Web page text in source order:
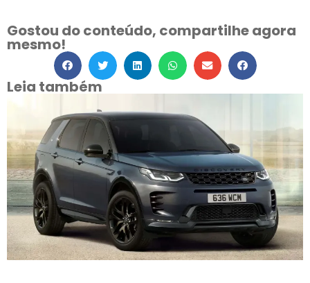
Gostou do conteúdo, compartilhe agora
mesmo!
Leia também